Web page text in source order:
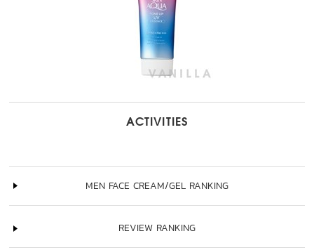
ACTIVITIES
MEN FACE CREAM/GEL RANKING
REVIEW RANKING